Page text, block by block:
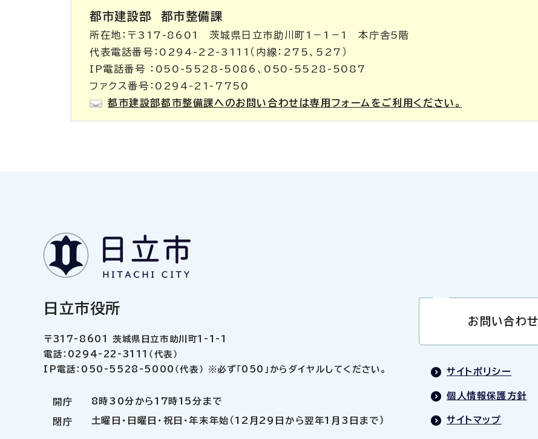
都市建設部 都市整備課
所在地：〒317-8601 茨城県日立市助川町1－1－1 本庁舎5階
代表電話番号：0294-22-3111（内線：275、527）
IP電話番号 ：050-5528-5086、050-5528-5087
ファクス番号：0294-21-7750
都市建設部都市整備課へのお問い合わせは専用フォームをご利用ください。
日立市役所
〒317-8601 茨城県日立市助川町1-1-1
電話：0294-22-3111（代表）
IP電話：050-5528-5000（代表） ※必ず「050」からダイヤルしてください。
開庁 8時30分から17時15分まで
閉庁 土曜日・日曜日・祝日・年末年始（12月29日から翌年1月3日まで）
お問い合わせ
サイトポリシー
個人情報保護方針
サイトマップ